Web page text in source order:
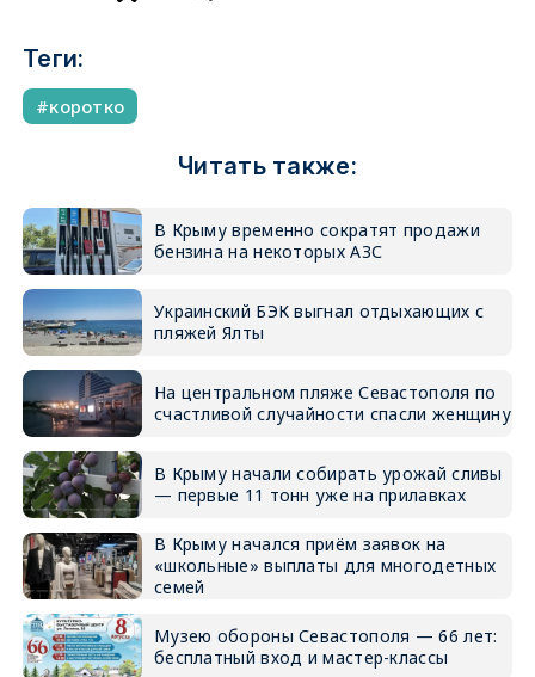
Теги:
коротко
Читать также:
В Крыму временно сократят продажи
бензина на некоторых АЗС
Украинский БЭК выгнал отдыхающих с
пляжей Ялты
На центральном пляже Севастополя по
счастливой случайности спасли женщину
В Крыму начали собирать урожай сливы
— первые 11 тонн уже на прилавках
В Крыму начался приём заявок на
«школьные» выплаты для многодетных
семей
Музею обороны Севастополя — 66 лет:
бесплатный вход и мастер-классы